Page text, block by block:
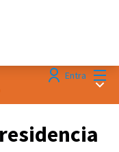
Entra